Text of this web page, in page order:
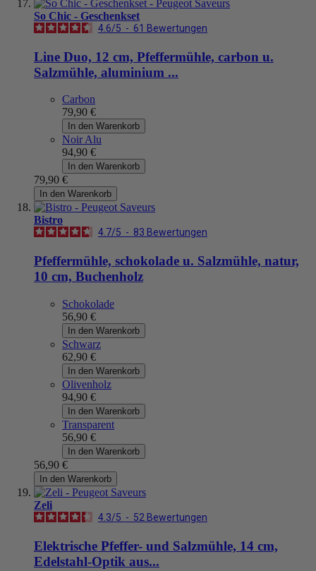
So Chic - Geschenkset
4.6/5 - 61 Bewertungen
Line Duo, 12 cm, Pfeffermühle, carbon u.
Salzmühle, aluminium ...
Carbon
79,90 €
In den Warenkorb
Noir Alu
94,90 €
In den Warenkorb
79,90 €
In den Warenkorb
Bistro
4.7/5 - 83 Bewertungen
Pfeffermühle, schokolade u. Salzmühle, natur,
10 cm, Buchenholz
Schokolade
56,90 €
In den Warenkorb
Schwarz
62,90 €
In den Warenkorb
Olivenholz
94,90 €
In den Warenkorb
Transparent
56,90 €
In den Warenkorb
56,90 €
In den Warenkorb
Zeli
4.3/5 - 52 Bewertungen
Elektrische Pfeffer- und Salzmühle, 14 cm,
Edelstahl-Optik aus...